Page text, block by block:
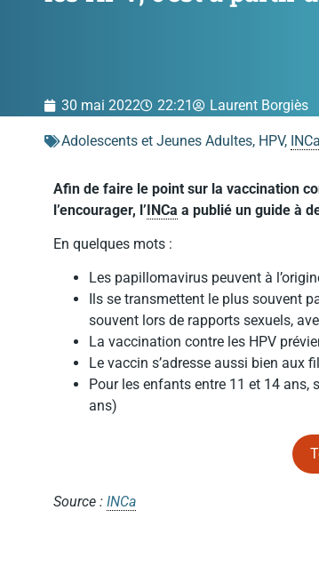
30 mai 2022 22:21 Laurent Borgiès
Adolescents et Jeunes Adultes, HPV, INCa
Afin de faire le point sur la vaccination
l’encourager, l’INCa a publié un guide à
En quelques mots :
Les papillomavirus peuvent à
Ils se transmettent le plus souvent
souvent lors de rapports sexuels,
La vaccination contre les HPV
Le vaccin s’adresse aussi bien aux
Pour les enfants entre 11 et 14 ans,
ans)
Source : INCa